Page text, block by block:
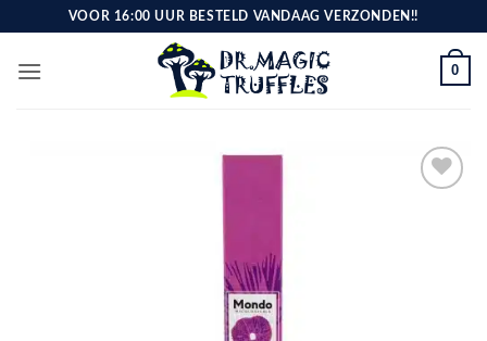
inhoud
VOOR 16:00 UUR BESTELD VANDAAG VERZONDEN!!
0